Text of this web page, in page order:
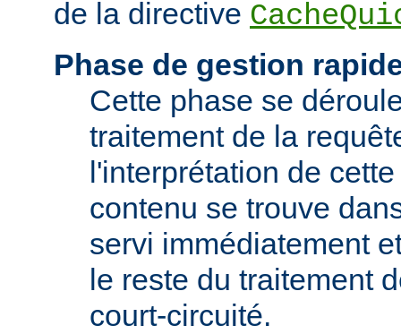
de la directive
Phase de gestion
Cette phase se
traitement de la
l'interprétation de
contenu se trouve
servi immédiatement
le reste du traitement
court-circuité.